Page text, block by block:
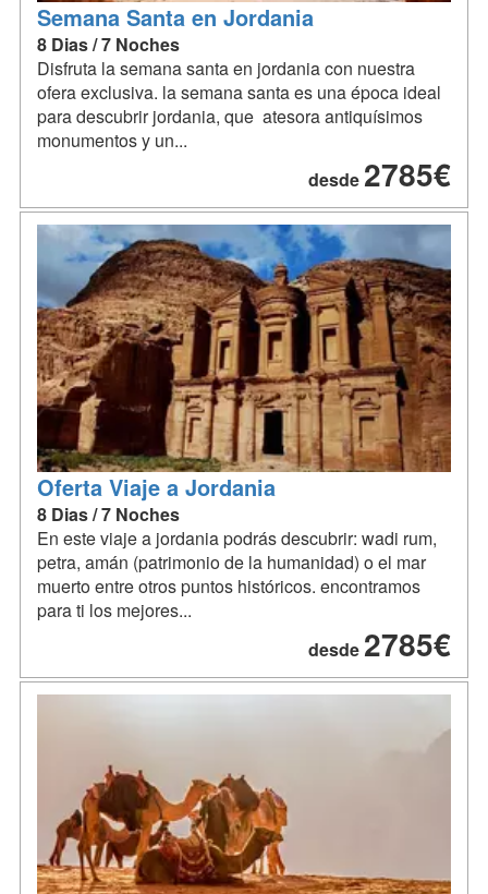
Semana Santa en Jordania
8 Dias / 7 Noches
Disfruta la semana santa en jordania con nuestra
ofera exclusiva. la semana santa es una época ideal
para descubrir jordania, que atesora antiquísimos
monumentos y un...
desde 2785€
Oferta Viaje a Jordania
8 Dias / 7 Noches
En este viaje a jordania podrás descubrir: wadi rum,
petra, amán (patrimonio de la humanidad) o el mar
muerto entre otros puntos históricos. encontramos
para ti los mejores...
desde 2785€